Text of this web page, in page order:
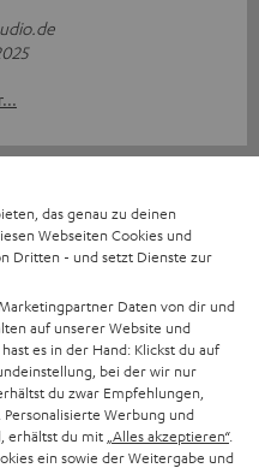
Allrounder…“
das genau zu deinen
Webseiten Cookies und
Dritten - und setzt Dienste zur
Daten von dir und
auf unserer Website und
es in der Hand: Klickst du auf
bei der wir nur
du zwar Empfehlungen,
Werbung und
erhältst du mit „Alles akzeptieren“.
ein sowie der Weitergabe und